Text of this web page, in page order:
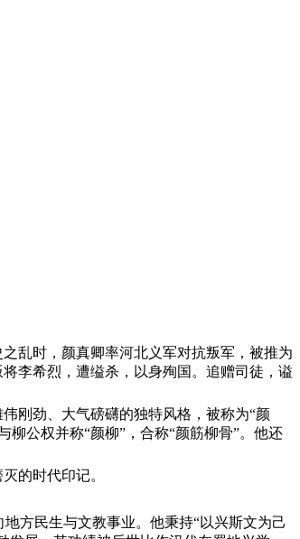
乱时，颜真卿率河北义军对抗叛军，被推为
李希烈，遭缢杀，以身殉国。追赠司徒，谥
刚劲、大气磅礴的独特风格，被称为“颜
公权并称“颜柳”，合称“颜筋柳骨”。他还
的时代印记。
方民生与文教事业。他秉持“以兴斯文为己